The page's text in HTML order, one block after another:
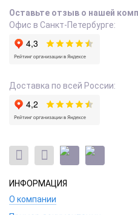
Оставьте отзыв о нашей
Офис в Санкт-Петербурге:
Доставка по всей России:
ИНФОРМАЦИЯ
О компании